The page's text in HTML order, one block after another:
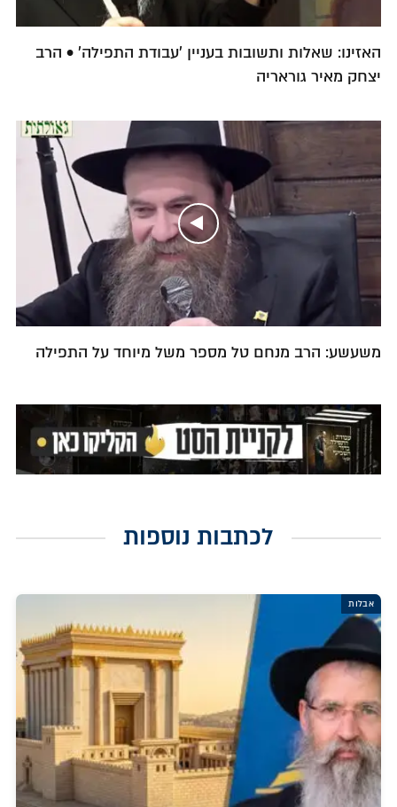
האזינו: שאלות ותשובות בעניין 'עבודת התפילה' • הרב
יצחק מאיר גוראריה
משעשע: הרב מנחם טל מספר משל מיוחד על התפילה
לכתבות נוספות
אבלות